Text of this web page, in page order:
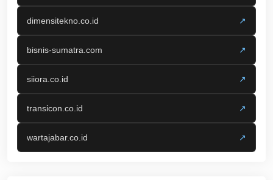
dimensitekno.co.id ↗
bisnis-sumatra.com ↗
siiora.co.id ↗
transicon.co.id ↗
wartajabar.co.id ↗